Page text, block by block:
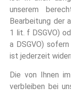
unserem
Bearbeitung der
1 lit. f DSGVO)
a DSGVO)
ist jederzeit
Die von Ihnen
verbleiben bei